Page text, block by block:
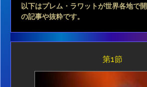
以下はプレム・ラワットが世界各地で
の記事や抜粋です。
第1節